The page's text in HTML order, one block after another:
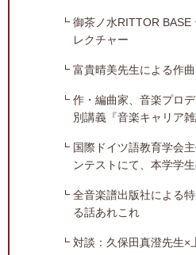
御茶ノ水RITTOR BASE
レクチャー
富貴晴美先生による作
作・編曲家、音楽プロ
別講義『音楽キャリア雑
国際ドイツ語教育学会
ンテストにて、本学学
全音楽譜出版社による
る話あれこれ
対談：久保田真澄先生×